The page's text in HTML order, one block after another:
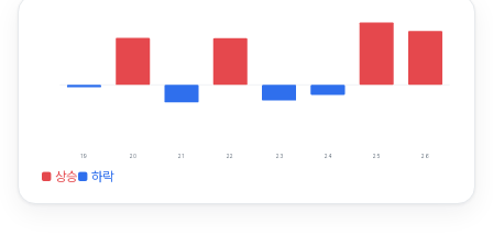
19 20 21 22 23 24 25 26
■ 상승■ 하락